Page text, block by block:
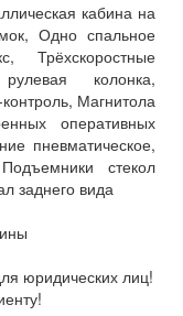
кабина на
Одно спальное
Трёхскоростные
рулевая колонка,
Магнитола
оперативных
пневматическое,
стекол
заднего вида
юридических лиц!